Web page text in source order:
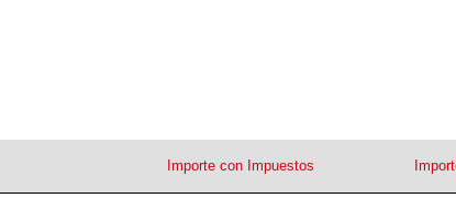
Importe con Impuestos